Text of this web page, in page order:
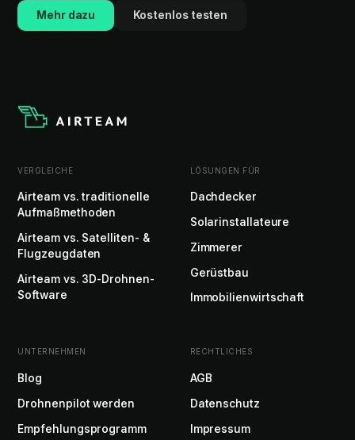
Mehr dazu Kostenlos testen
VERGLEICHE
Airteam vs. traditionelle
Aufmaßmethoden
Airteam vs. Satelliten- &
Flugzeugdaten
Airteam vs. 3D-Drohnen-
Software
LÖSUNGEN FÜR
Dachdecker
Solarinstallateure
Zimmerer
Gerüstbau
Immobilienwirtschaft
UNTERNEHMEN
Blog
Drohnenpilot werden
Empfehlungsprogramm
RECHTLICHES
AGB
Datenschutz
Impressum